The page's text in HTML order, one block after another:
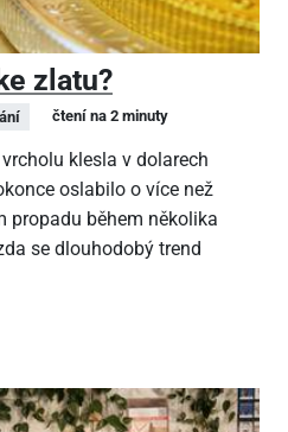
zlatu?
čtení na 2 minuty
klesla v dolarech
oslabilo o více než
propadu během několika
se dlouhodobý trend